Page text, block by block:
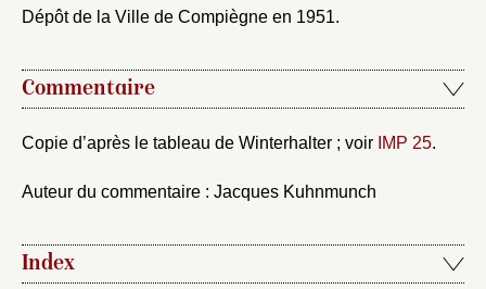
Dépôt de la Ville de Compiègne en 1951.
Commentaire
Copie d’après le tableau de Winterhalter ; voir IMP 25.
Auteur du commentaire : Jacques Kuhnmunch
Index